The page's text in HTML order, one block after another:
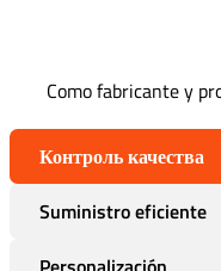
Como fabricante y
Контроль качества
Suministro eficiente